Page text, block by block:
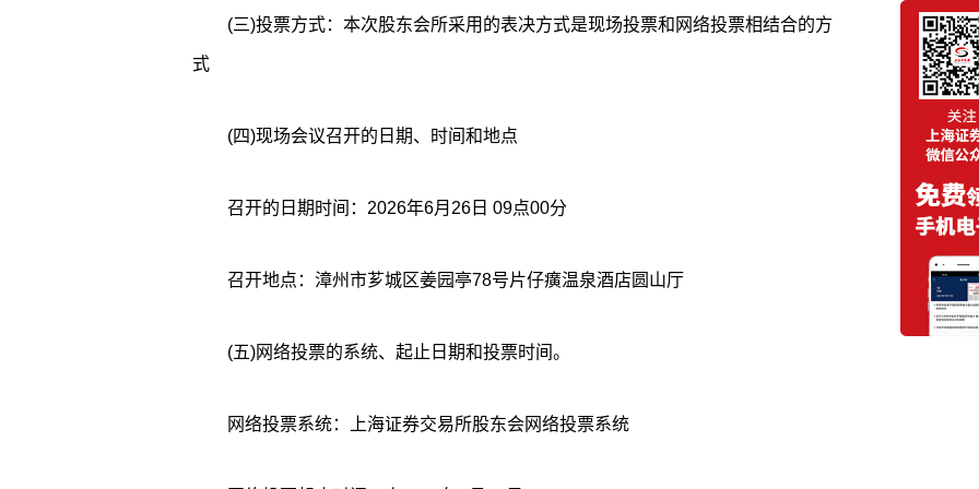
(三)投票方式：本次股东会所采用的表决方式是现场投票和网络投票相结合的方
式
(四)现场会议召开的日期、时间和地点
召开的日期时间：2026年6月26日 09点00分
召开地点：漳州市芗城区姜园亭78号片仔癀温泉酒店圆山厅
(五)网络投票的系统、起止日期和投票时间。
网络投票系统：上海证券交易所股东会网络投票系统